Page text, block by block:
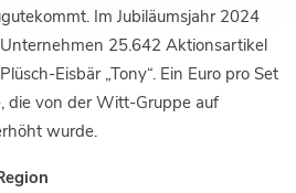
Im Jubiläumsjahr 2024
25.642 Aktionsartikel
Eisbär „Tony“. Ein Euro pro Set
die von der Witt-Gruppe auf
wurde.